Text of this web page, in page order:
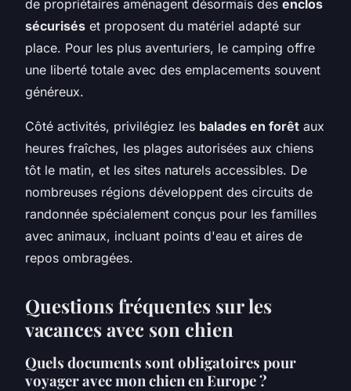
de propriétaires aménagent désormais des enclos
sécurisés et proposent du matériel adapté sur
place. Pour les plus aventuriers, le camping offre
une liberté totale avec des emplacements souvent
généreux.
Côté activités, privilégiez les balades en forêt aux
heures fraîches, les plages autorisées aux chiens
tôt le matin, et les sites naturels accessibles. De
nombreuses régions développent des circuits de
randonnée spécialement conçus pour les familles
avec animaux, incluant points d'eau et aires de
repos ombragées.
Questions fréquentes sur les
vacances avec son chien
Quels documents sont obligatoires pour
voyager avec mon chien en Europe ?